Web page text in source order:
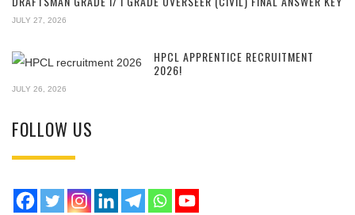
JULY 27, 2026
HPCL APPRENTICE RECRUITMENT
2026!
JULY 26, 2026
FOLLOW US